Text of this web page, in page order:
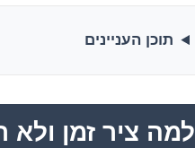
תוכן העניינים
למה ציר זמן